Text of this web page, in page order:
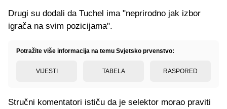
Drugi su dodali da Tuchel ima "neprirodno jak izbor
igrača na svim pozicijama".
Potražite više informacija na temu Svjetsko prvenstvo:
VIJESTI TABELA RASPORED
Stručni komentatori ističu da je selektor morao praviti